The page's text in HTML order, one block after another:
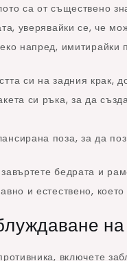
са от съществено
уверявайки се, че
напред, имитирайки
си на задния крак,
си ръка, за да
поза, за да
бедрата и
и естествено,
включете